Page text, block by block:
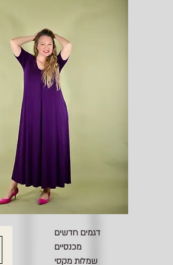
דגמים חדשים
מכנסיים
שמלות מקסי